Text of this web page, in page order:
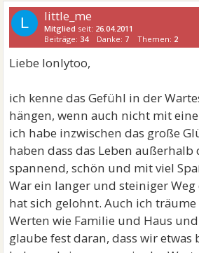
L little_me
Mitglied seit: 26.04.2011
Beiträge: 34 Danke: 7 Themen: 2
Liebe lonlytoo,
ich kenne das Gefühl in der
hängen, wenn auch nicht mit
ich habe inzwischen das große
haben dass das Leben außerhalb
spannend, schön und mit viel
War ein langer und steiniger
hat sich gelohnt. Auch ich
Werten wie Familie und Haus
glaube fest daran, dass wir etwas